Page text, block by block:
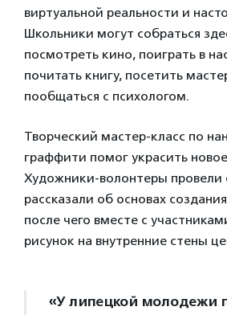
виртуальной реальности и
Школьники могут собраться
посмотреть кино, поиграть в
почитать книгу, посетить
пообщаться c психологом.
Творческий мастер-класс по
граффити помог украсить
Художники-волонтеры провели
рассказали об основах
после чего вместе с
рисунок на внутренние стены
«У липецкой молодежи